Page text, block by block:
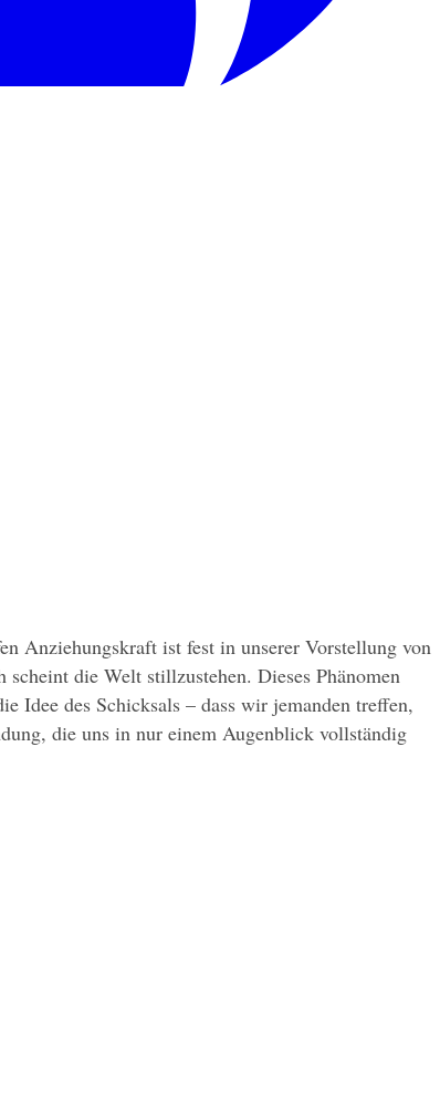
Anziehungskraft ist fest in unserer Vorstellung von
die Welt stillzustehen. Dieses Phänomen
des Schicksals – dass wir jemanden treffen,
die uns in nur einem Augenblick vollständig